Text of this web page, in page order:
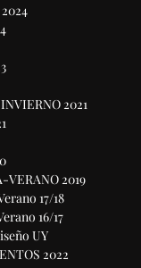
2021
VERANO 2019
17/18
16/17
UY
2022